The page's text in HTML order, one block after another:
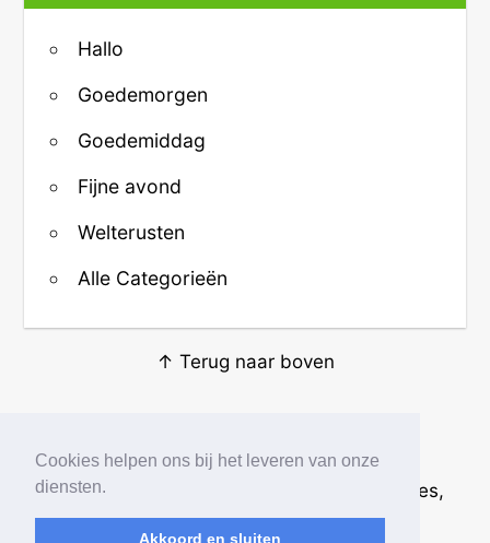
Cookies helpen ons bij het leveren van onze
diensten.
Akkoord en sluiten
Hallo
Goedemorgen
Goedemiddag
Fijne avond
Welterusten
Alle Categorieën
↑ Terug naar boven
© 2026
· Plaatjes, animaties,
afbeeldingen en fotos